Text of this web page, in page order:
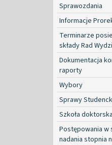
Sprawozdania
Informacje
Terminarze
składy Rad
Dokumentacja
raporty
Wybory
Sprawy
Szkoła doktorska
Postępowania w
nadania stopnia